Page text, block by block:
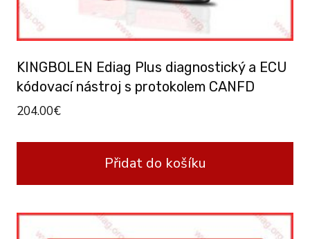
KINGBOLEN Ediag Plus diagnostický a ECU
kódovací nástroj s protokolem CANFD
204.00€
Přidat do košíku